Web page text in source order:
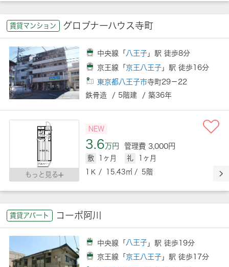
賃貸マンション グロブナーハウス寺町
中央線「 八王子 」駅 徒歩8分
京王線「京王八王子 」駅 徒歩16分
東京都八王子市寺町29－22
鉄骨造 / 5階建 / 築36年
もっと見る
NEW
3.6万円 管理費 3,000円
敷 1ヶ月 礼
1ヶ月
1Ｋ / 15.43㎡ / 5階
賃貸アパート コーポ阿川
中央線「 八王子 」駅 徒歩19分
京王線「京王八王子 」駅 徒歩17分